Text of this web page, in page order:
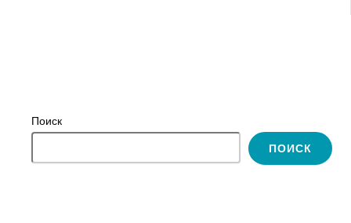
Поиск
ПОИСК